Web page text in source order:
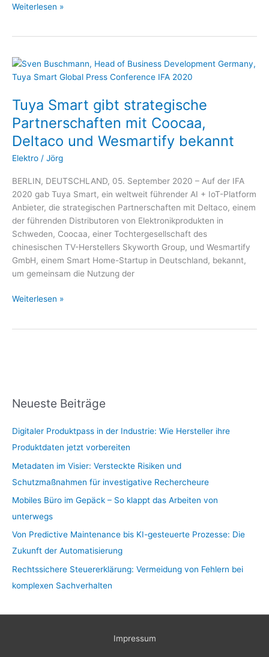
Weiterlesen »
Tuya Smart gibt strategische
Partnerschaften mit Coocaa,
Deltaco und Wesmartify bekannt
Elektro / Jörg
BERLIN, DEUTSCHLAND, 05. September 2020 – Auf der IFA
2020 gab Tuya Smart, ein weltweit führender AI + IoT-Platform
Anbieter, die strategischen Partnerschaften mit Deltaco, einem
der führenden Distributoren von Elektronikprodukten in
Schweden, Coocaa, einer Tochtergesellschaft des
chinesischen TV-Herstellers Skyworth Group, und Wesmartify
GmbH, einem Smart Home-Startup in Deutschland, bekannt,
um gemeinsam die Nutzung der
Tuya
Smart
strategische
Partnerschaften
mit
Coocaa,
Deltaco
Wesmartify
bekannt
Weiterlesen »
Neueste Beiträge
Digitaler Produktpass in der Industrie: Wie Hersteller ihre
Produktdaten jetzt vorbereiten
Metadaten im Visier: Versteckte Risiken und
Schutzmaßnahmen für investigative Rechercheure
Mobiles Büro im Gepäck – So klappt das Arbeiten von
unterwegs
Von Predictive Maintenance bis KI-gesteuerte Prozesse: Die
Zukunft der Automatisierung
Rechtssichere Steuererklärung: Vermeidung von Fehlern bei
komplexen Sachverhalten
Impressum